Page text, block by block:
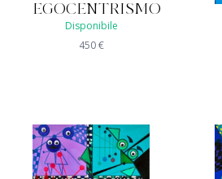
EGOCENTRISMO
Disponibile
450€